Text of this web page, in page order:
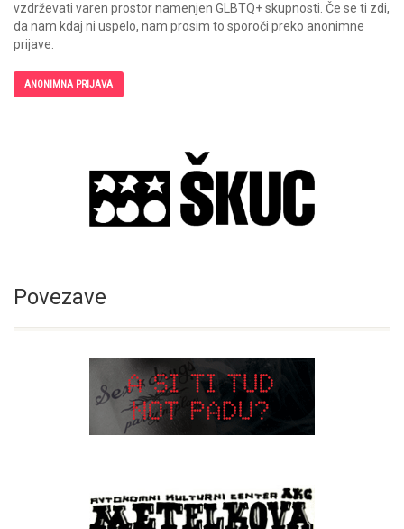
vzdrževati varen prostor namenjen GLBTQ+ skupnosti. Če se ti zdi,
da nam kdaj ni uspelo, nam prosim to sporoči preko anonimne
prijave.
ANONIMNA PRIJAVA
Povezave